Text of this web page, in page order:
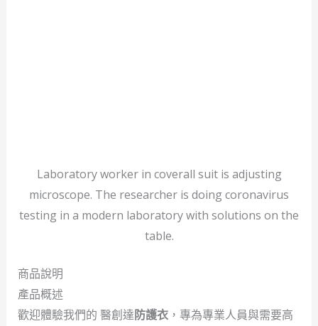
Laboratory worker in coverall suit is adjusting
microscope. The researcher is doing coronavirus
testing in a modern laboratory with solutions on the
table.
商品說明
產品概述
歡迎體驗我們的 醫創達防護衣，專為專業人員與需要高